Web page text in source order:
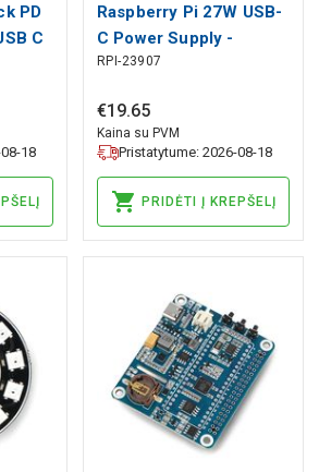
PD
C
18
Raspberry Pi 27W USB-
C Power Supply -
official 5,1V / 5A PSU
black
RPI-23907
€19.65
Kaina su PVM
Pristatytume: 2026-08-18
PRIDĖTI Į KREPŠELĮ